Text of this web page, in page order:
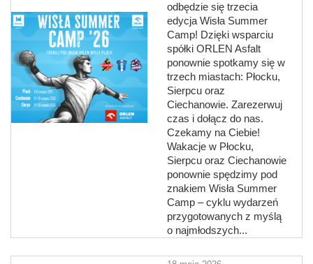
odbędzie się trzecia
edycja Wisła Summer
Camp! Dzięki wsparciu
spółki ORLEN Asfalt
ponownie spotkamy się w
trzech miastach: Płocku,
Sierpcu oraz
Ciechanowie. Zarezerwuj
czas i dołącz do nas.
Czekamy na Ciebie!
Wakacje w Płocku,
Sierpcu oraz Ciechanowie
ponownie spędzimy pod
znakiem Wisła Summer
Camp – cyklu wydarzeń
przygotowanych z myślą
o najmłodszych...